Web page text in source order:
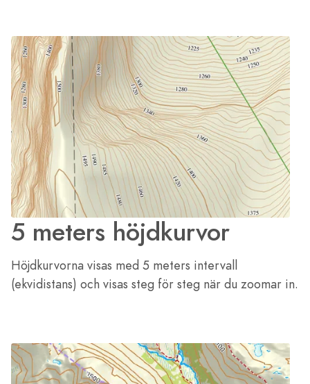
5 meters höjdkurvor
Höjdkurvorna visas med 5 meters intervall
(ekvidistans) och visas steg för steg när du zoomar in.